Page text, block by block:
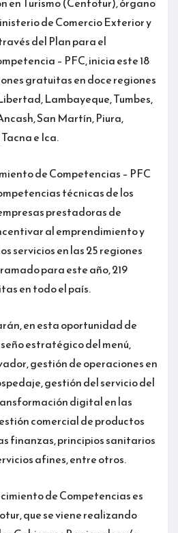
de Comercio Exterior y
del Plan para el
– PFC, inicia este 18
gratuitas en doce regiones
Lambayeque, Tumbes,
San Martín, Piura,
e Ica.
de Competencias – PFC
técnicas de los
prestadoras de
al emprendimiento y
servicios en las 25 regiones
para este año, 219
en todo el país.
en esta oportunidad de
estratégico del menú,
gestión de operaciones en
gestión del servicio del
digital en las
comercial de productos
finanzas, principios sanitarios
afines, entre otros.
de Competencias es
que se viene realizando